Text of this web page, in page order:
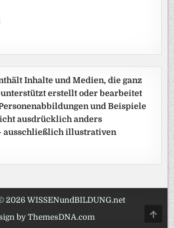
Inhalte und Medien, die ganz
erstellt oder bearbeitet
und Beispiele
ausdrücklich anders
ausschließlich illustrativen
2026 WISSENundBILDUNG.net
by ThemesDNA.com